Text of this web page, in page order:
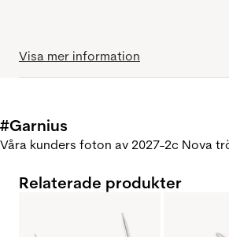
Visa mer information
#Garnius
Våra kunders foton av 2027-2c Nova
Relaterade produkter